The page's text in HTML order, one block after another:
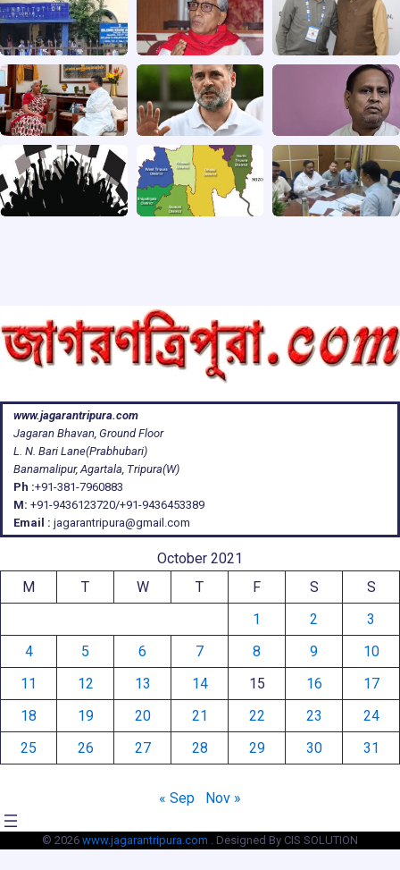
www.jagarantripura.com
Jagaran Bhavan, Ground Floor
L. N. Bari Lane(Prabhubari)
Banamalipur, Agartala, Tripura(W)
Ph :+91-381-7960883
M: +91-9436123720/+91-9436453389
Email : jagarantripura@gmail.com
October 2021
M
T W T F S
S
1
2
3
4
5 6 7 8 9
10
11
12 13 14 15 16
17
18
19 20 21 22 23
24
25
26 27 28 29 30 31
« Sep Nov »
© 2026 www.jagarantripura.com . Designed By CIS SOLUTION